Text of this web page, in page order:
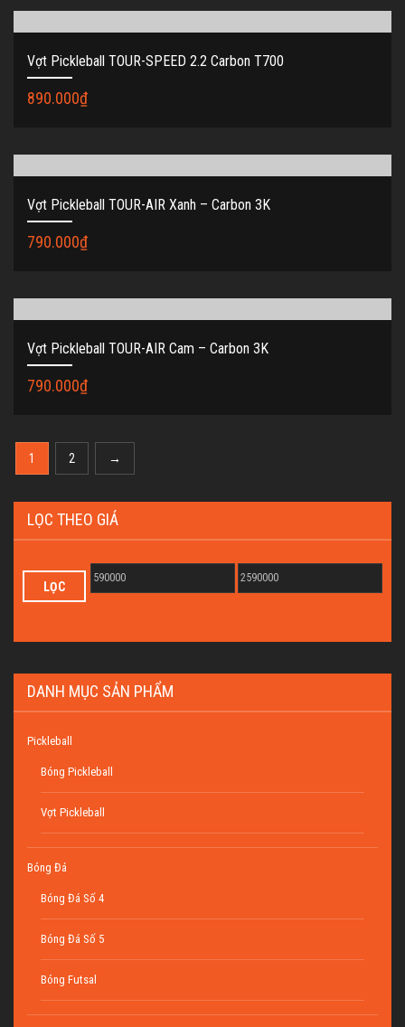
Vợt Pickleball TOUR-SPEED 2.2 Carbon T700
890.000₫
Vợt Pickleball TOUR-AIR Xanh – Carbon 3K
790.000₫
Vợt Pickleball TOUR-AIR Cam – Carbon 3K
790.000₫
1 2 →
LỌC THEO GIÁ
LỌC
DANH MỤC SẢN PHẨM
Pickleball
Bóng Pickleball
Vợt Pickleball
Bóng Đá
Bóng Đá Số 4
Bóng Đá Số 5
Bóng Futsal